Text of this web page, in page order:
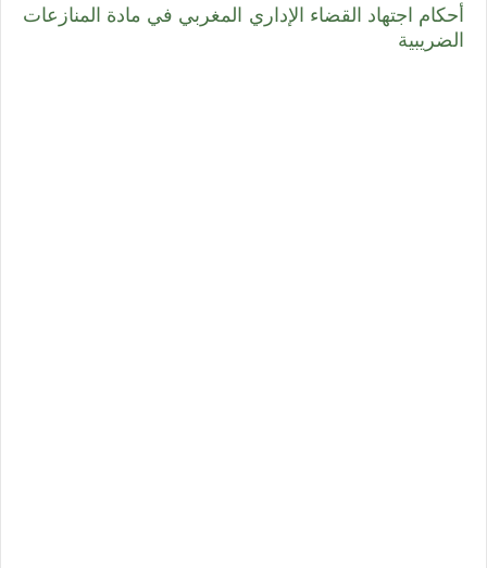
أحكام اجتهاد القضاء الإداري المغربي في مادة المنازعات
الضريبية